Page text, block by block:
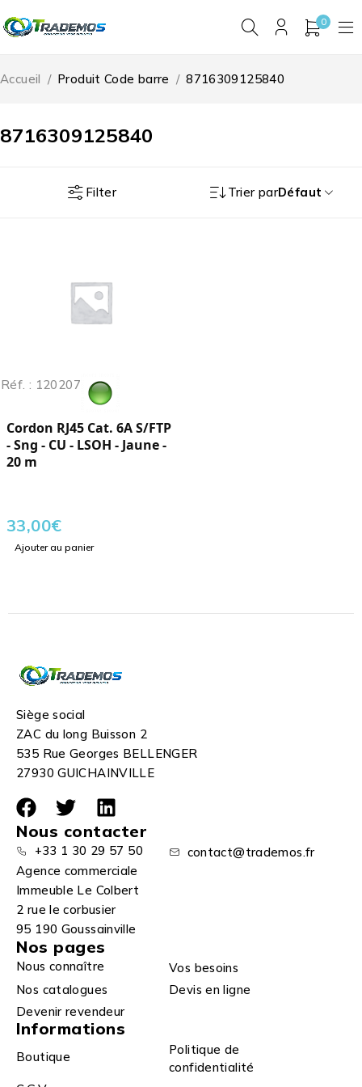
0
8716309125840
Accueil / Produit Code barre / 8716309125840
Filter Trier parDéfaut
Réf. : 120207
Cordon RJ45 Cat. 6A S/FTP
- Sng - CU - LSOH - Jaune -
20 m
33,00€
Ajouter au panier
Siège social
ZAC du long Buisson 2
535 Rue Georges BELLENGER
27930 GUICHAINVILLE
Nous contacter
+33 1 30 29 57 50
contact@trademos.fr
Agence commerciale
Immeuble Le Colbert
2 rue le corbusier
95 190 Goussainville
Nos pages
Nous connaître
Vos besoins
Nos catalogues
Devis en ligne
Devenir revendeur
Informations
Boutique
Politique de
confidentialité